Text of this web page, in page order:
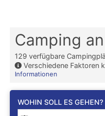
Camping
129 verfügbare
Verschiedene Faktoren
Informationen
WOHIN SOLL ES GEHEN?